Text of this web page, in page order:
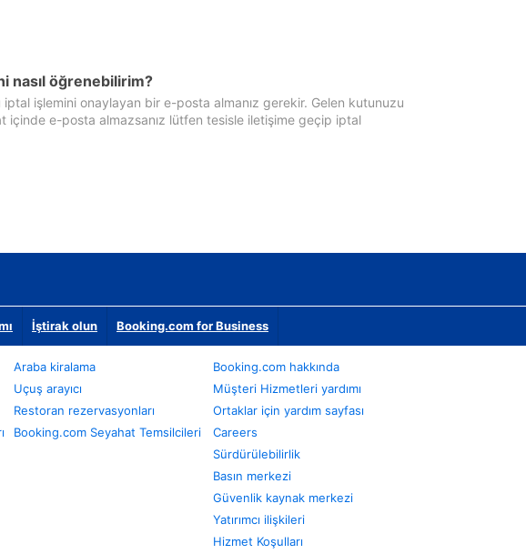
nasıl öğrenebilirim?
işlemini onaylayan bir e-posta almanız gerekir. Gelen kutunuzu
e-posta almazsanız lütfen tesisle iletişime geçip iptal
İştirak olun Booking.com for Business
Araba kiralama
Uçuş arayıcı
Restoran rezervasyonları
Booking.com Seyahat Temsilcileri
Booking.com hakkında
Müşteri Hizmetleri yardımı
Ortaklar için yardım sayfası
Careers
Sürdürülebilirlik
Basın merkezi
Güvenlik kaynak merkezi
Yatırımcı ilişkileri
Hizmet Koşulları